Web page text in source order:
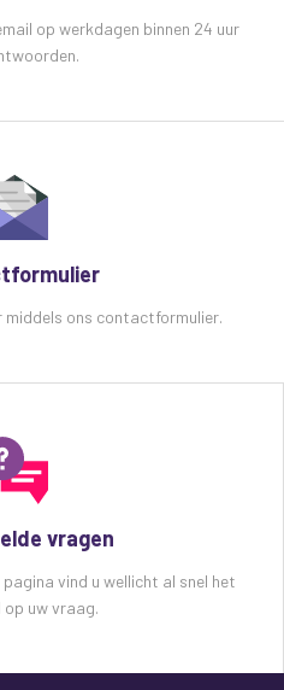
op werkdagen binnen 24 uur
middels ons contactformulier.
vragen
vind u wellicht al snel het
uw vraag.